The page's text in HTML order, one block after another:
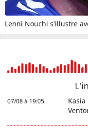
Lenni Nouchi s'illustre
07/08 à 19:05